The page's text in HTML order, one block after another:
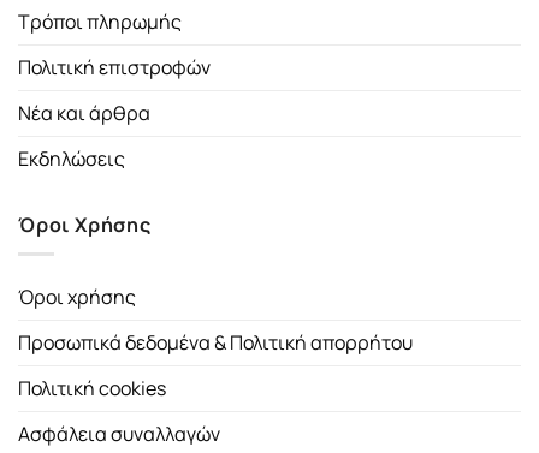
Τρόποι πληρωμής
Πολιτική επιστροφών
Νέα και άρθρα
Εκδηλώσεις
Όροι Χρήσης
Όροι χρήσης
Προσωπικά δεδομένα & Πολιτική απορρήτου
Πολιτική cookies
Ασφάλεια συναλλαγών